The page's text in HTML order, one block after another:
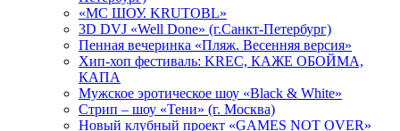
«МС ШОУ. KRUTOBL»
3D DVJ «Well Done» (г.Санкт-Петербург)
Пенная вечеринка «Пляж. Весенняя версия»
Хип-хоп фестиваль: KREC, КАЖЕ ОБОЙМА,
КАПА
Мужское эротическое шоу «Black & White»
Стрип – шоу «Тени» (г. Москва)
Новый клубный проект «GAMES NOT OVER»